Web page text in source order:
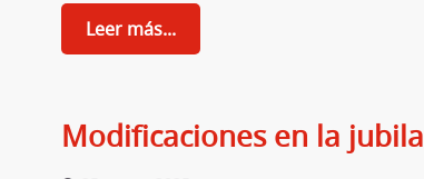
Leer más...
Modificaciones en la